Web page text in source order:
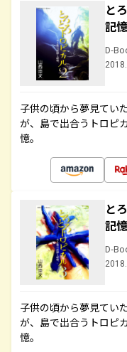
と
記
D-
子供の頃から夢見てい
が、島で出合うトロピ
憶。
と
記
D-
子供の頃から夢見てい
が、島で出合うトロピ
憶。